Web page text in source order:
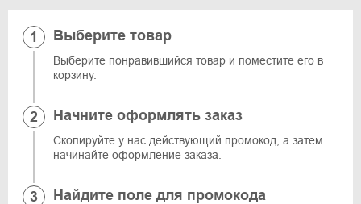
Выберите товар
Выберите понравившийся товар и поместите его в
корзину.
Начните оформлять заказ
Скопируйте у нас действующий промокод, а затем
начинайте оформление заказа.
Найдите поле для промокода